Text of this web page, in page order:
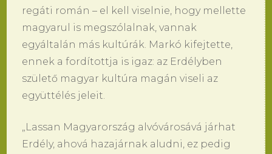
regáti román – el kell viselnie, hogy mellette
magyarul is megszólalnak, vannak
egyáltalán más kultúrák. Markó kifejtette,
ennek a fordítottja is igaz: az Erdélyben
születő magyar kultúra magán viseli az
együttélés jeleit.
„Lassan Magyarország alvóvárosává járhat
Erdély, ahová hazajárnak aludni, ez pedig